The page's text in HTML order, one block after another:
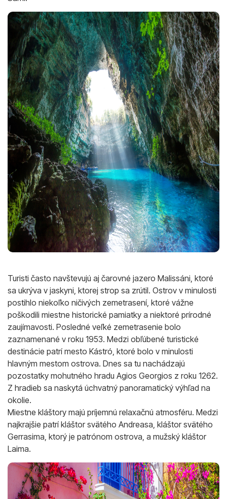
Turisti často navštevujú aj čarovné jazero Malissáni, ktoré
sa ukrýva v jaskyni, ktorej strop sa zrútil. Ostrov v minulosti
postihlo niekoľko ničivých zemetrasení, ktoré vážne
poškodili miestne historické pamiatky a niektoré prírodné
zaujímavosti. Posledné veľké zemetrasenie bolo
zaznamenané v roku 1953. Medzi obľúbené turistické
destinácie patrí mesto Kástró, ktoré bolo v minulosti
hlavným mestom ostrova. Dnes sa tu nachádzajú
pozostatky mohutného hradu Agios Georgios z roku 1262.
Z hradieb sa naskytá úchvatný panoramatický výhľad na
okolie.
Miestne kláštory majú príjemnú relaxačnú atmosféru. Medzi
najkrajšie patrí kláštor svätého Andreasa, kláštor svätého
Gerrasima, ktorý je patrónom ostrova, a mužský kláštor
Laima.